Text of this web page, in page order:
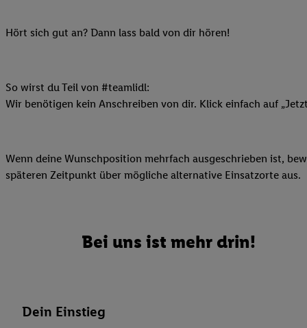
Hört sich gut an? Dann lass bald von dir hören!
So wirst du Teil von #teamlidl:
Wir benötigen kein Anschreiben von dir. Klick einfach auf
Wenn deine Wunschposition mehrfach ausgeschrieben ist,
späteren Zeitpunkt über mögliche alternative Einsatzorte aus.
Bei uns ist mehr drin!
Dein Einstieg
können Ihre
Durch einen Klick auf
Ihre Einwilligung
Anzeige von